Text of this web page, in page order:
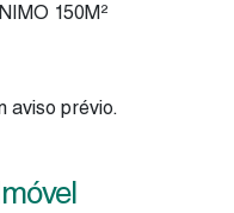
150M²
aviso prévio.